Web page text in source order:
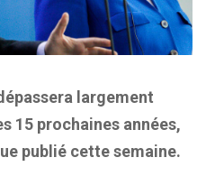
largement
15 prochaines années,
publié cette semaine.